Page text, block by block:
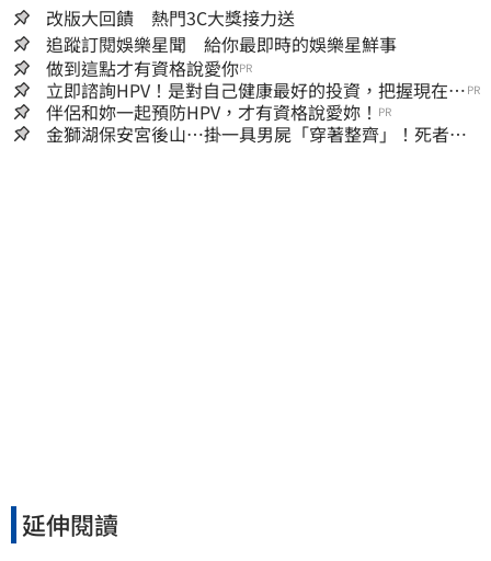
改版大回饋 熱門3C大獎接力送
追蹤訂閱娛樂星聞 給你最即時的娛樂星鮮事
做到這點才有資格說愛你PR
立即諮詢HPV！是對自己健康最好的投資，把握現在不
嫌晚！
PR
伴侶和妳一起預防HPV，才有資格說愛妳！ PR
金獅湖保安宮後山…掛一具男屍「穿著整齊」！死者身
延伸閱讀